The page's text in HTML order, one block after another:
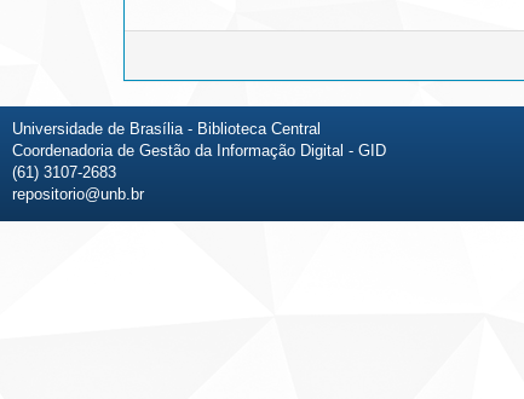
Universidade de Brasília - Biblioteca Central
Coordenadoria de Gestão da Informação Digital - GID
(61) 3107-2683
repositorio@unb.br